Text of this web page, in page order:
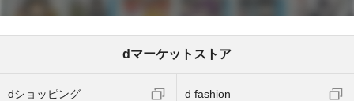
dマーケットストア
dショッピング d fashion